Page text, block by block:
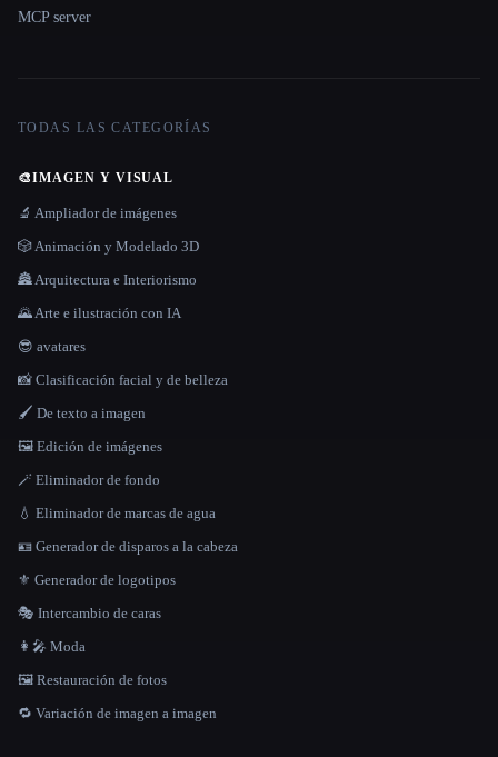
MCP server
TODAS LAS CATEGORÍAS
🎨IMAGEN Y VISUAL
🔬 Ampliador de imágenes
🎲 Animación y Modelado 3D
🏯 Arquitectura e Interiorismo
🌄 Arte e ilustración con IA
😎 avatares
📸 Clasificación facial y de belleza
🖌️ De texto a imagen
🖼️ Edición de imágenes
🪄 Eliminador de fondo
💧 Eliminador de marcas de agua
🪪 Generador de disparos a la cabeza
⚜️ Generador de logotipos
🎭 Intercambio de caras
👩‍🎤 Moda
🖼️ Restauración de fotos
🔁 Variación de imagen a imagen